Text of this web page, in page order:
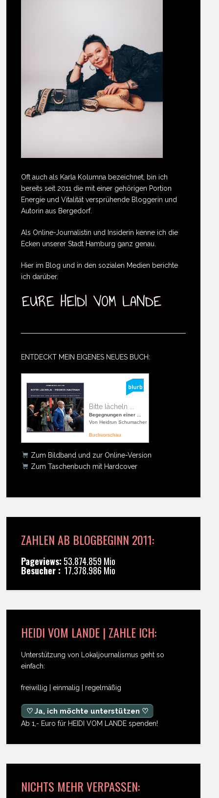
Oft auch als Karla Kolumna bezeichnet, bin ich
bereits seit 2011 die mit einer gehörigen Portion
Energie und Vitalität versprühende Bloggerin und
Autorin aus Bergedorf.
Als Online-Journalistin und Insiderin kenne ich die
Ecken unserer Stadt Hamburg ganz genau.
Hier im Blog und in den sozialen Medien berichte
ich darüber.
ENTDECKT MEIN EIGENES NEUES BUCH:
Bitte lächeln ...
Begegnungen einer ...
Von Heidrun Schumacher
Buchvorschau
Zum Bildband und zur Online-Version
Zum Taschenbuch mit Hardcover
ZAHLEN AB BLOGBEGINN 2011:
Pageviews: 53.874.859 Mio
Besucher : 17.378.986 Mio
HEIDI VOM LANDE | ZAHLE ICH:
Unterstützung von Lokaljournalismus geht so
einfach:
freiwillig | einmalig | regelmäßig
♡ Ja, ich möchte unterstützen ♡
Ab 1,- Euro für HEIDI VOM LANDE spenden!
NICHTS MEHR VERPASSEN: